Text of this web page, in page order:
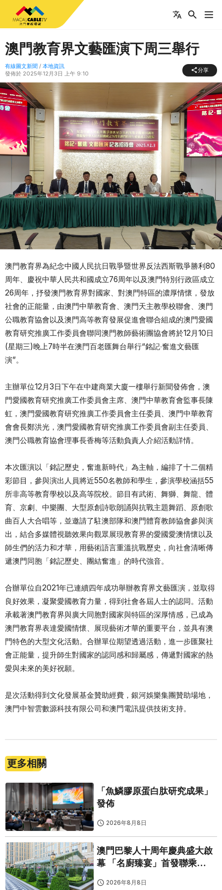
澳門教育界文藝匯演下周三舉行
有線圖文新聞 / 本地資訊
發佈於 2025年12月3日 上午 9:10
分享
澳門教育界為紀念中國人民抗日戰爭暨世界反法西斯戰爭勝利80
周年、慶祝中華人民共和國成立76周年以及澳門特別行政區成立
26周年，抒發澳門教育界對國家、對澳門特區的濃厚情懷，發放
社會的正能量，由澳門中華教育會、澳門天主教學校聯會、澳門
公職教育協會以及澳門高等教育發展促進會聯合組成的澳門愛國
教育研究推廣工作委員會聯同澳門教師藝術團協會將於12月10日
(星期三)晚上7時半在澳門百老匯舞台舉行“銘記‧奮進文藝匯
演”。
主辦單位12月3日下午在中建商業大廈一樓舉行新聞發佈會，澳
門愛國教育研究推廣工作委員會主席、澳門中華教育會監事長陳
虹，澳門愛國教育研究推廣工作委員會主任委員、澳門中華教育
會會長鄭洪光，澳門愛國教育研究推廣工作委員會副主任委員、
澳門公職教育協會理事長香梅等活動負責人介紹活動詳情。
本次匯演以「銘記歷史，奮進新時代」為主軸，編排了十二個精
彩節目，參與演出人員將近550名教師和學生，參演學校涵括55
所非高等教育學校以及高等院校。節目有武術、舞獅、舞龍、體
育、京劇、中樂團、大型原創詩歌朗誦與抗戰主題舞蹈、原創歌
曲百人大合唱等，並邀請了駐澳部隊和澳門體育教師協會參與演
出，結合多媒體視聽效果向觀眾展現教育界的愛國愛澳情懷以及
師生們的活力和才華，用藝術語言重溫抗戰歷史，向社會清晰傳
遞澳門同胞「銘記歷史、團結奮進」的時代強音。
合辦單位自2021年已連續四年成功舉辦教育界文藝匯演，並取得
良好效果，凝聚愛國教育力量，得到社會各屆人士的認同。活動
承載著澳門教育界與廣大同胞對國家與特區的深厚情感，已成為
澳門教育界表達愛國情懷、展現藝術才華的重要平台，並具有澳
門特色的大型文化活動。合辦單位期望透過活動，進一步匯聚社
會正能量，提升師生對國家的認同感和歸屬感，傳遞對國家的熱
愛與未來的美好祝願。
是次活動得到文化發展基金贊助經費，銀河娛樂集團贊助場地，
澳門中智雲數源科技有限公司和澳門電訊提供技術支持。
更多相關
「魚鱗膠原蛋白肽研究成果」
發佈
2026年8月8日
澳門巴黎人十周年慶典盛大啟
幕 「名廚臻宴」首發聯乘
2026年8月8日